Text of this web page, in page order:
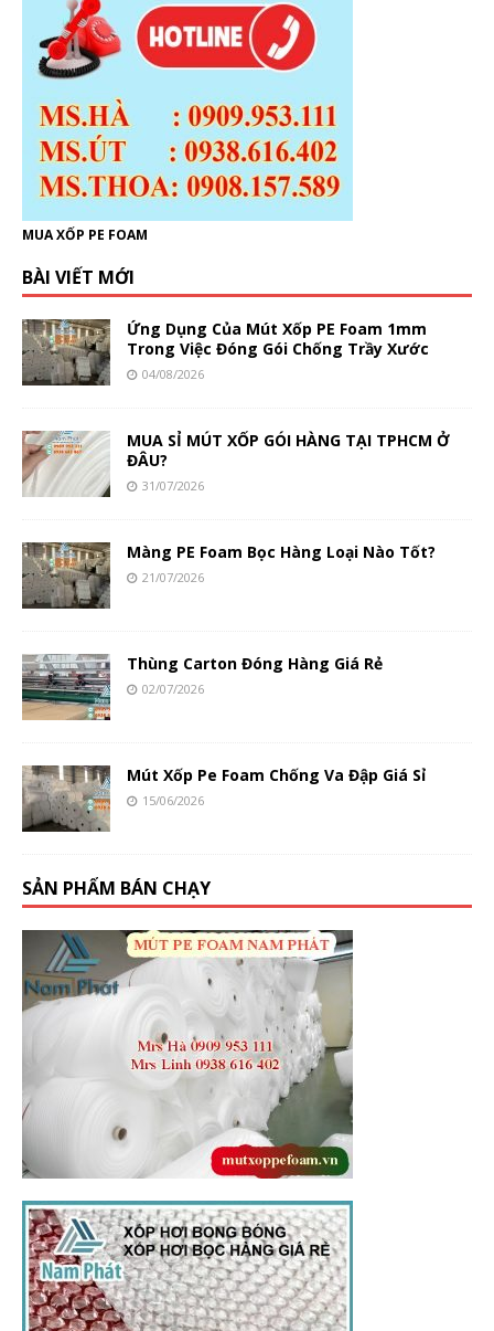
MUA XỐP PE FOAM
BÀI VIẾT MỚI
Ứng Dụng Của Mút Xốp PE Foam 1mm
Trong Việc Đóng Gói Chống Trầy Xước
04/08/2026
MUA SỈ MÚT XỐP GÓI HÀNG TẠI TPHCM Ở
ĐÂU?
31/07/2026
Màng PE Foam Bọc Hàng Loại Nào Tốt?
21/07/2026
Thùng Carton Đóng Hàng Giá Rẻ
02/07/2026
Mút Xốp Pe Foam Chống Va Đập Giá Sỉ
15/06/2026
SẢN PHẨM BÁN CHẠY